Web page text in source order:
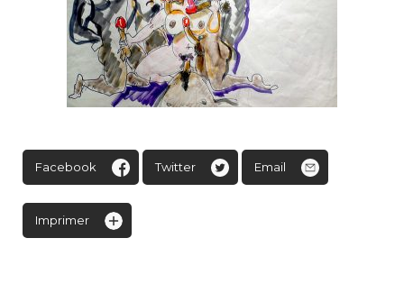
Facebook Twitter Email
Imprimer